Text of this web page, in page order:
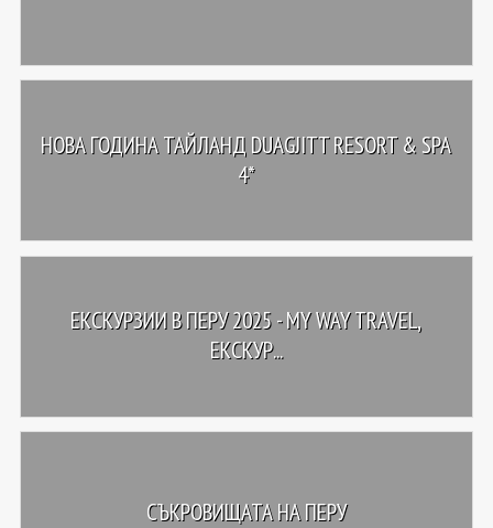
НОВА ГОДИНА ТАЙЛАНД DUAGJITT RESORT & SPA
4*
ЕКСКУРЗИИ В ПЕРУ 2025 - MY WAY TRAVEL,
ЕКСКУР...
СЪКРОВИЩАТА НА ПЕРУ